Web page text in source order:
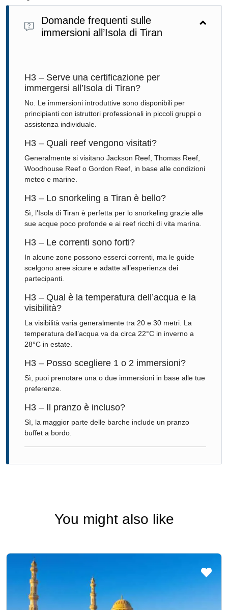
Domande frequenti sulle
immersioni all’Isola di Tiran
H3 – Serve una certificazione per
immergersi all’Isola di Tiran?
No. Le immersioni introduttive sono disponibili per
principianti con istruttori professionali in piccoli gruppi o
assistenza individuale.
H3 – Quali reef vengono visitati?
Generalmente si visitano Jackson Reef, Thomas Reef,
Woodhouse Reef o Gordon Reef, in base alle condizioni
meteo e marine.
H3 – Lo snorkeling a Tiran è bello?
Sì, l’Isola di Tiran è perfetta per lo snorkeling grazie alle
sue acque poco profonde e ai reef ricchi di vita marina.
H3 – Le correnti sono forti?
In alcune zone possono esserci correnti, ma le guide
scelgono aree sicure e adatte all’esperienza dei
partecipanti.
H3 – Qual è la temperatura dell’acqua e la
visibilità?
La visibilità varia generalmente tra 20 e 30 metri. La
temperatura dell’acqua va da circa 22°C in inverno a
28°C in estate.
H3 – Posso scegliere 1 o 2 immersioni?
Sì, puoi prenotare una o due immersioni in base alle tue
preferenze.
H3 – Il pranzo è incluso?
Sì, la maggior parte delle barche include un pranzo
buffet a bordo.
You might also like